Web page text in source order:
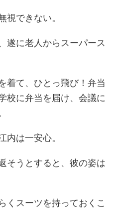
視できない。
遂に老人からスーパース
着て、ひとっ飛び！弁当
校に弁当を届け、会議に
内は一安心。
そうとすると、彼の姿は
くスーツを持っておくこ